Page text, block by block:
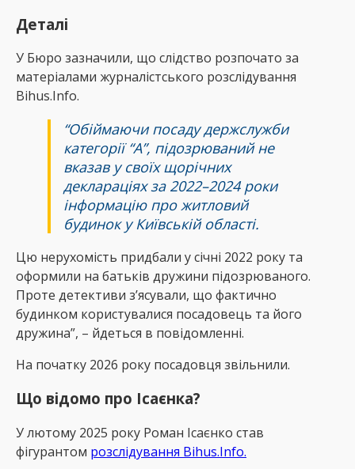
Деталі
У Бюро зазначили, що слідство розпочато за
матеріалами журналістського розслідування
Bihus.Info.
“Обіймаючи посаду держслужби
категорії “А”, підозрюваний не
вказав у своїх щорічних
деклараціях за 2022–2024 роки
інформацію про житловий
будинок у Київській області.
Цю нерухомість придбали у січні 2022 року та
оформили на батьків дружини підозрюваного.
Проте детективи з’ясували, що фактично
будинком користувалися посадовець та його
дружина”, – йдеться в повідомленні.
На початку 2026 року посадовця звільнили.
Що відомо про Ісаєнка?
У лютому 2025 року Роман Ісаєнко став
фігурантом розслідування Bihus.Info.